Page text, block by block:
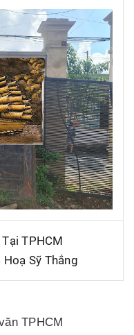
TPHCM
Sỹ Thắng
TPHCM